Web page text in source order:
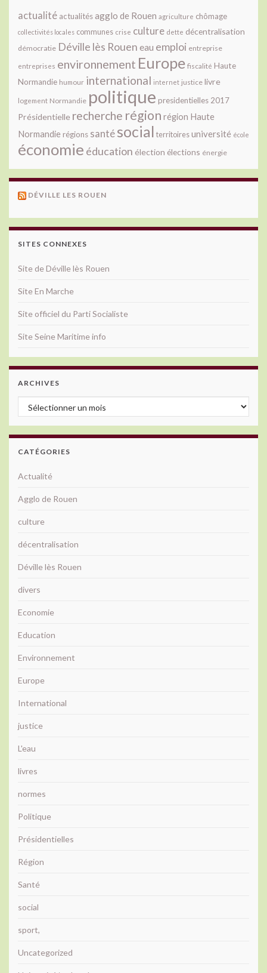
actualité actualitésagglo de Rouen agriculture chômage
collectivités locales communes crise culture dette décentralisation
démocratie Déville lès Rouen eau emploi entreprise
entreprises environnement Europe fiscalité Haute
Normandie humour international internet justice livre
logement Normandie politique presidentielles 2017
Présidentielle recherche région région Haute
Normandie régions santésocial territoiresuniversité école
économie éducation élection élections énergie
DÉVILLE LES ROUEN
SITES CONNEXES
Site de Déville lès Rouen
Site En Marche
Site officiel du Parti Socialiste
Site Seine Maritime info
ARCHIVES
Archives
CATÉGORIES
Actualité
Agglo de Rouen
culture
décentralisation
Déville lès Rouen
divers
Economie
Education
Environnement
Europe
International
justice
L'eau
livres
normes
Politique
Présidentielles
Région
Santé
social
sport,
Uncategorized